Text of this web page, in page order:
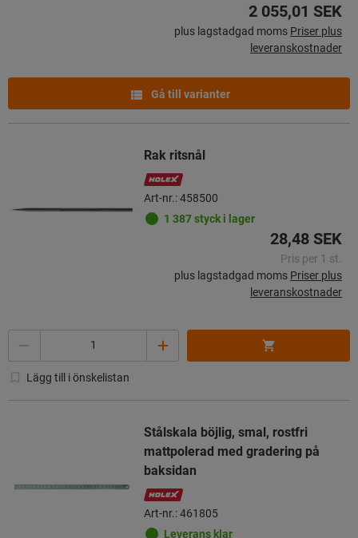
2 055,01 SEK
plus lagstadgad moms Priser plus
leveranskostnader
Gå till varianter
Rak ritsnål
Art-nr.: 458500
1 387 styck i lager
28,48 SEK
Pris per 1 st.
plus lagstadgad moms Priser plus
leveranskostnader
Lägg till i önskelistan
Stålskala böjlig, smal, rostfri
mattpolerad med gradering på
baksidan
Art-nr.: 461805
Leverans klar